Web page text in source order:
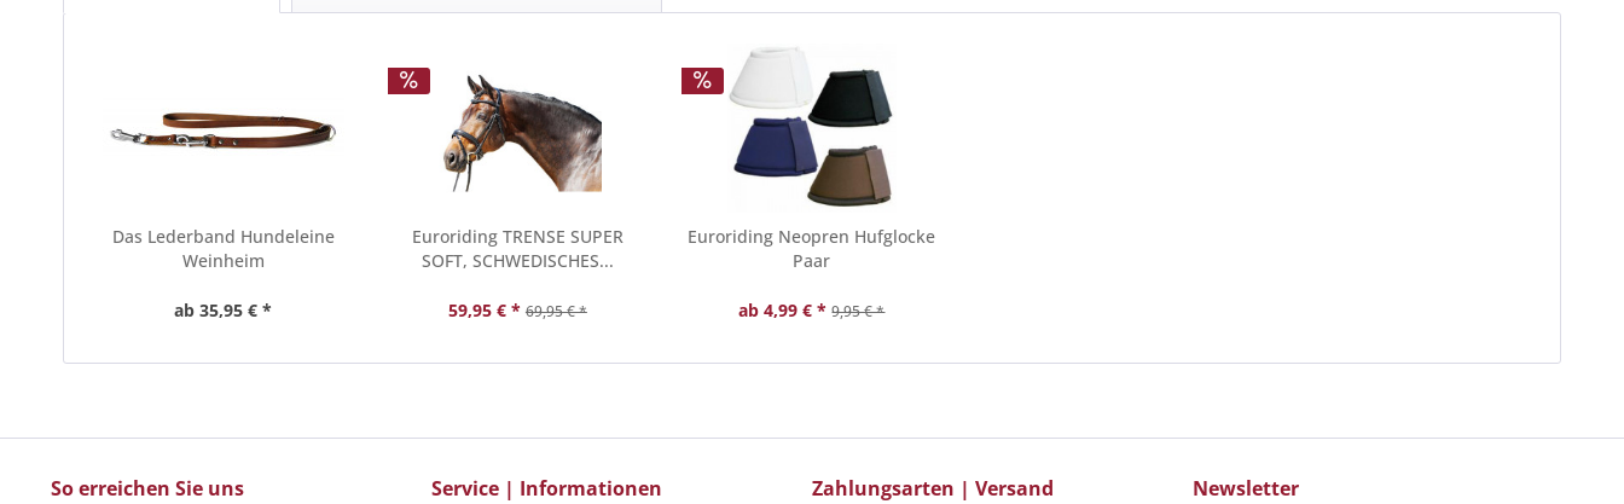
Das Lederband Hundeleine
Weinheim
ab 35,95 € *
Euroriding TRENSE SUPER
SOFT, SCHWEDISCHES...
59,95 € * 69,95 € *
Euroriding Neopren Hufglocke
Paar
ab 4,99 € * 9,95 € *
So erreichen Sie uns Service | Informationen Zahlungsarten | Versand Newsletter